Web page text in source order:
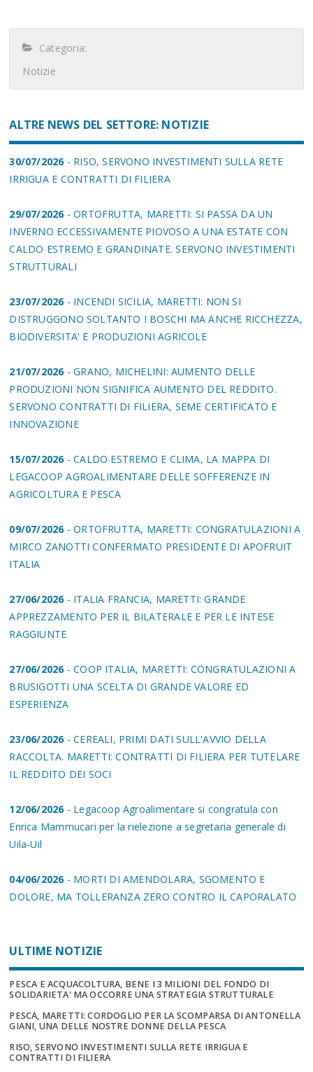
Categoria:
Notizie
ALTRE NEWS DEL SETTORE: NOTIZIE
30/07/2026- RISO, SERVONO INVESTIMENTI SULLA RETE
IRRIGUA E CONTRATTI DI FILIERA
29/07/2026- ORTOFRUTTA, MARETTI: SI PASSA DA UN
INVERNO ECCESSIVAMENTE PIOVOSO A UNA ESTATE CON
CALDO ESTREMO E GRANDINATE. SERVONO INVESTIMENTI
STRUTTURALI
23/07/2026- INCENDI SICILIA, MARETTI: NON SI
DISTRUGGONO SOLTANTO I BOSCHI MA ANCHE RICCHEZZA,
BIODIVERSITA' E PRODUZIONI AGRICOLE
21/07/2026- GRANO, MICHELINI: AUMENTO DELLE
PRODUZIONI NON SIGNIFICA AUMENTO DEL REDDITO.
SERVONO CONTRATTI DI FILIERA, SEME CERTIFICATO E
INNOVAZIONE
15/07/2026- CALDO ESTREMO E CLIMA, LA MAPPA DI
LEGACOOP AGROALIMENTARE DELLE SOFFERENZE IN
AGRICOLTURA E PESCA
09/07/2026- ORTOFRUTTA, MARETTI: CONGRATULAZIONI A
MIRCO ZANOTTI CONFERMATO PRESIDENTE DI APOFRUIT
ITALIA
27/06/2026- ITALIA FRANCIA, MARETTI: GRANDE
APPREZZAMENTO PER IL BILATERALE E PER LE INTESE
RAGGIUNTE
27/06/2026- COOP ITALIA, MARETTI: CONGRATULAZIONI A
BRUSIGOTTI UNA SCELTA DI GRANDE VALORE ED
ESPERIENZA
23/06/2026- CEREALI, PRIMI DATI SULL'AVVIO DELLA
RACCOLTA. MARETTI: CONTRATTI DI FILIERA PER TUTELARE
IL REDDITO DEI SOCI
12/06/2026- Legacoop Agroalimentare si congratula con
Enrica Mammucari per la rielezione a segretaria generale di
Uila-Uil
04/06/2026- MORTI DI AMENDOLARA, SGOMENTO E
DOLORE, MA TOLLERANZA ZERO CONTRO IL CAPORALATO
ULTIME NOTIZIE
PESCA E ACQUACOLTURA, BENE I 3 MILIONI DEL FONDO DI
SOLIDARIETA' MA OCCORRE UNA STRATEGIA STRUTTURALE
PESCA, MARETTI: CORDOGLIO PER LA SCOMPARSA DI ANTONELLA
GIANI, UNA DELLE NOSTRE DONNE DELLA PESCA
RISO, SERVONO INVESTIMENTI SULLA RETE IRRIGUA E
CONTRATTI DI FILIERA